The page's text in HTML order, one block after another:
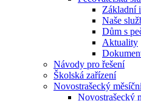
Základní
Naše
Dům s
Aktuality
Návody pro řešení
Školská zařízení
Novostrašecký
Novostrašecký